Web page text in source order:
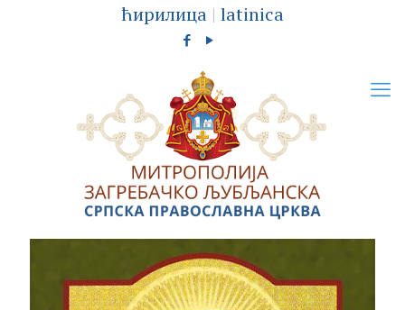
ћирилица | latinica